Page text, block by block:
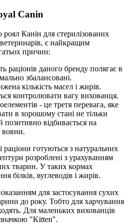
Canin
Канін для стерилізованих
є найкращим
причин:
раціонів даного бренду полягає в
збалансовані.
кількість масел і жирів.
контролювати вагу вихованця.
- це третя перевага, яке
в хорошому стані не тільки
позитивно відбивається на
вовни.
готуються з натуральних
розроблені з урахуванням
тварин. У таких кормах
білків, вуглеводів і жирів.
для застосування сухих
до року. Тобто для харчування
Для маленьких вихованців
"Kitten".